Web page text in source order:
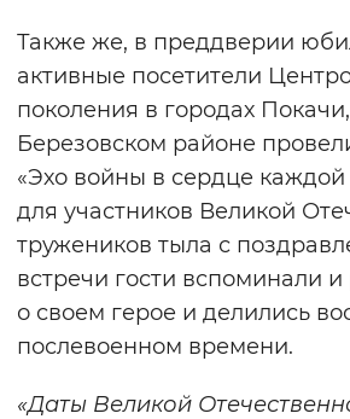
Также же, в преддверии
активные посетители
поколения в городах
Березовском районе
«Эхо войны в сердце
для участников Великой
тружеников тыла с
встречи гости вспоминали
о своем герое и делились
послевоенном времени.
«Даты Великой